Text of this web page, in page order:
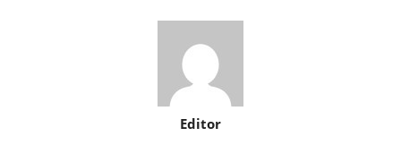
Editor